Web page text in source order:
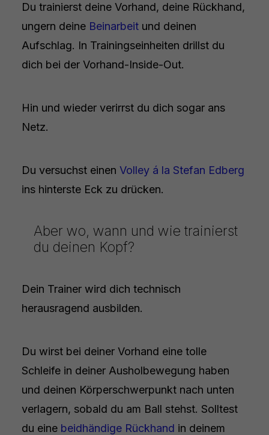
Du trainierst deine Vorhand, deine Rückhand,
ungern deine Beinarbeitund deinen
Aufschlag. In Trainingseinheiten drillst du
dich bei der Vorhand-Inside-Out.
Hin und wieder verirrst du dich sogar ans
Netz.
Du versuchst einen Volley á la Stefan Edberg
ins hinterste Eck zu drücken.
Aber wo, wann und wie trainierst
du deinen Kopf?
Dein Trainer wird dich technisch
herausragend ausbilden.
Du wirst bei deiner Vorhand eine tolle
Schleife in deiner Ausholbewegung haben
und deinen Körperschwerpunkt nach unten
verlagern, sobald du am Ball stehst. Solltest
du eine beidhändige Rückhand in deinem